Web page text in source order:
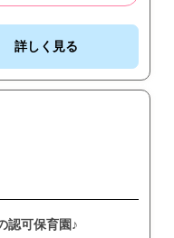
詳しく見る
認可保育園♪